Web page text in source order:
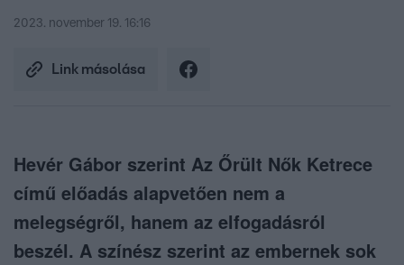
2023. november 19. 16:16
Link másolása
Hevér Gábor szerint Az Őrült Nők Ketrece
című előadás alapvetően nem a
melegségről, hanem az elfogadásról
beszél. A színész szerint az embernek sok